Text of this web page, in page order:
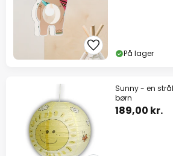
På lager
Sunny - en
børn
189,00 kr.